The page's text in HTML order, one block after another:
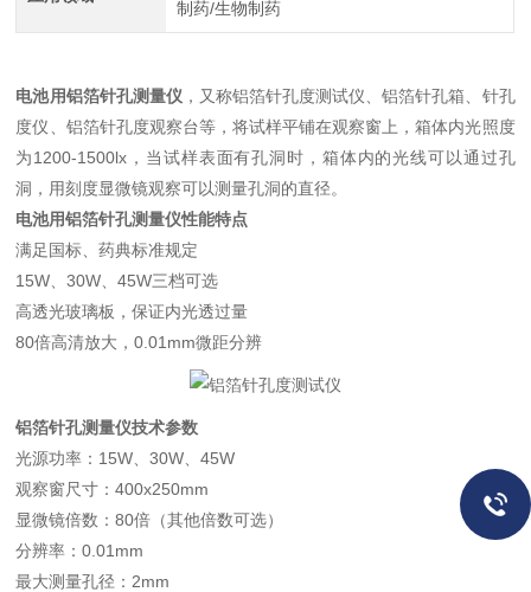
制药/生物制药
电池用铝箔针孔测量仪，又称铝箔针孔度测试仪、铝箔针孔箱、针孔
度仪、铝箔针孔度观察台等，将试样平铺在观察窗上，箱体内光照度
为1200-1500lx，当试样表面有孔洞时，箱体内的光线可以通过孔
洞，用刻度显微镜观察可以测量孔洞的直径。
电池用铝箔针孔测量仪性能特点
满足国标、药典标准规定
15W、30W、45W三档可选
高透光玻璃板，保证内光透过量
80倍高清放大，0.01mm微距分辨
铝箔针孔测量仪技术参数
光源功率：15W、30W、45W
观察窗尺寸：400x250mm
显微镜倍数：80倍（其他倍数可选）
分辨率：0.01mm
最大测量孔径：2mm